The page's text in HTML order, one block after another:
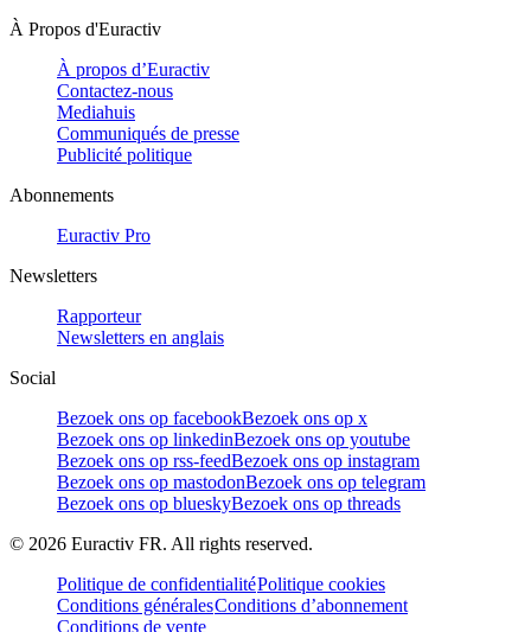
À Propos d'Euractiv
À propos d’Euractiv
Contactez-nous
Mediahuis
Communiqués de presse
Publicité politique
Abonnements
Euractiv Pro
Newsletters
Rapporteur
Newsletters en anglais
Social
Bezoek ons op facebookBezoek ons op x
Bezoek ons op linkedinBezoek ons op youtube
Bezoek ons op rss-feedBezoek ons op instagram
Bezoek ons op mastodonBezoek ons op telegram
Bezoek ons op blueskyBezoek ons op threads
© 2026 Euractiv FR. All rights reserved.
Politique de confidentialitéPolitique cookies
Conditions généralesConditions d’abonnement
Conditions de vente